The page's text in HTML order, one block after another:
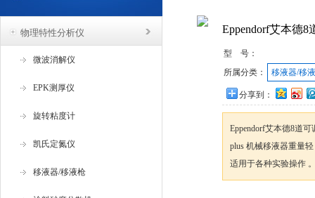
物理特性分析仪
微波消解仪
EPK测厚仪
旋转粘度计
凯氏定氮仪
移液器/移液枪
Eppendorf艾本德
型 号：
所属分类：
移液器/移
分享到：
Eppendorf艾本德8道可
plus 机械移液器重量
适用于各种实验操作